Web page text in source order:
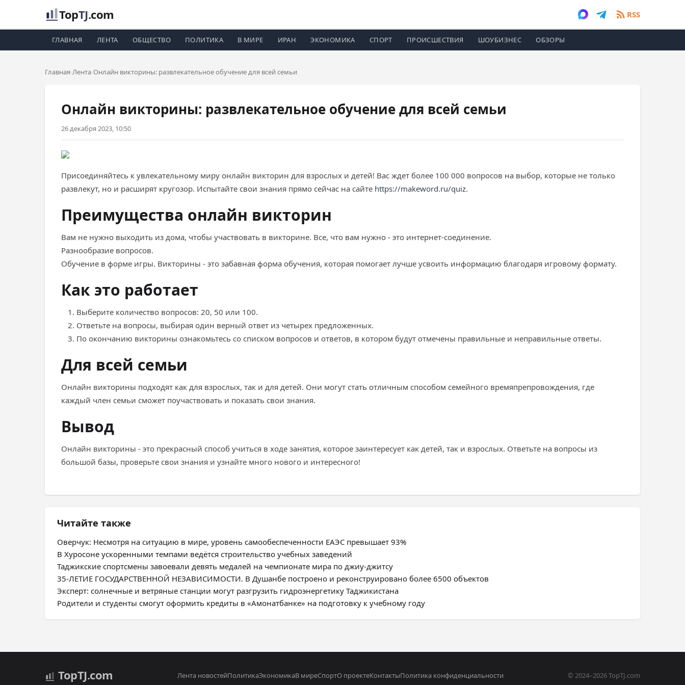
TopTJ.com RSS
ГЛАВНАЯ ЛЕНТА ОБЩЕСТВО ПОЛИТИКА В МИРЕ ИРАН ЭКОНОМИКА СПОРТ ПРОИСШЕСТВИЯ ШОУБИЗНЕС ОБЗОРЫ
Главная Лента Онлайн викторины: развлекательное обучение для всей семьи
Онлайн викторины: развлекательное обучение для всей семьи
26 декабря 2023, 10:50
Присоединяйтесь к увлекательному миру онлайн викторин для взрослых и детей! Вас ждет более 100 000 вопросов на выбор, которые не только
развлекут, но и расширят кругозор. Испытайте свои знания прямо сейчас на сайте https://makeword.ru/quiz.
Преимущества онлайн викторин
Вам не нужно выходить из дома, чтобы участвовать в викторине. Все, что вам нужно - это интернет-соединение.
Разнообразие вопросов.
Обучение в форме игры. Викторины - это забавная форма обучения, которая помогает лучше усвоить информацию благодаря игровому формату.
Как это работает
Выберите количество вопросов: 20, 50 или 100.
Ответьте на вопросы, выбирая один верный ответ из четырех предложенных.
По окончанию викторины ознакомьтесь со списком вопросов и ответов, в котором будут отмечены правильные и неправильные ответы.
Для всей семьи
Онлайн викторины подходят как для взрослых, так и для детей. Они могут стать отличным способом семейного времяпрепровождения, где
каждый член семьи сможет поучаствовать и показать свои знания.
Вывод
Онлайн викторины - это прекрасный способ учиться в ходе занятия, которое заинтересует как детей, так и взрослых. Ответьте на вопросы из
большой базы, проверьте свои знания и узнайте много нового и интересного!
Читайте также
Оверчук: Несмотря на ситуацию в мире, уровень самообеспеченности ЕАЭС превышает 93%
В Хуросоне ускоренными темпами ведётся строительство учебных заведений
Таджикские спортсмены завоевали девять медалей на чемпионате мира по джиу-джитсу
35-ЛЕТИЕ ГОСУДАРСТВЕННОЙ НЕЗАВИСИМОСТИ. В Душанбе построено и реконструировано более 6500 объектов
Эксперт: солнечные и ветряные станции могут разгрузить гидроэнергетику Таджикистана
Родители и студенты смогут оформить кредиты в «Амонатбанке» на подготовку к учебному году
TopTJ.com Лента новостейПолитикаЭкономикаВ миреСпортО проектеКонтактыПолитика конфиденциальности © 2024–2026 TopTJ.com